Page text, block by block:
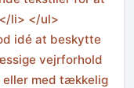
li> </ul>
idé at beskytte
vejrforhold
eller med tækkelig